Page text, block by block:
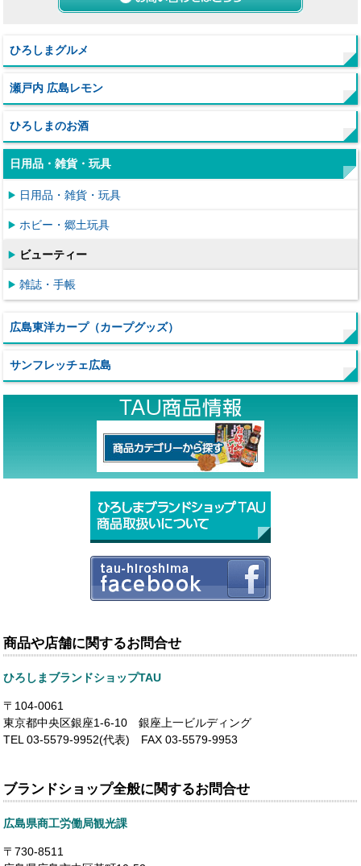
ひろしまグルメ
瀬戸内 広島レモン
ひろしまのお酒
日用品・雑貨・玩具
日用品・雑貨・玩具
ホビー・郷土玩具
ビューティー
雑誌・手帳
広島東洋カープ（カープグッズ）
サンフレッチェ広島
商品や店舗に関するお問合せ
ひろしまブランドショップTAU
〒104-0061
東京都中央区銀座1-6-10 銀座上一ビルディング
TEL 03-5579-9952(代表) FAX 03-5579-9953
ブランドショップ全般に関するお問合せ
広島県商工労働局観光課
〒730-8511